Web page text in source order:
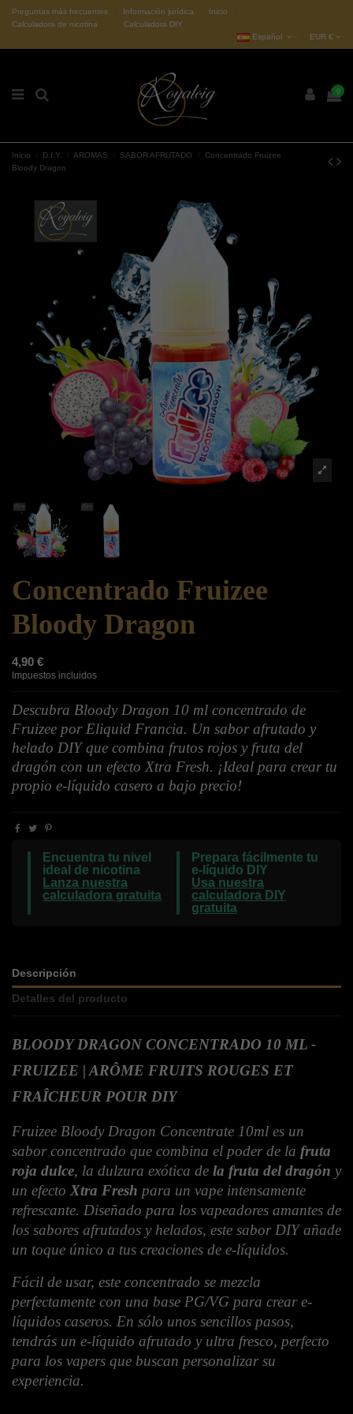
Preguntas más frecuentes Información jurídica
Inicio
Calculadora de nicotina
Calculadora DIY
Español
EUR €
0
Inicio D.I.Y. AROMAS SABOR AFRUTADO
Concentrado Fruizee
Bloody Dragon
Concentrado Fruizee
Bloody Dragon
4,90 €
Impuestos incluidos
Descubra Bloody Dragon 10 ml concentrado de
Fruizee por Eliquid Francia. Un sabor afrutado y
helado DIY que combina frutos rojos y fruta del
dragón con un efecto Xtra Fresh. ¡Ideal para crear tu
propio e-líquido casero a bajo precio!
Encuentra tu nivel
ideal de nicotina
Lanza nuestra
calculadora gratuita
Prepara fácilmente tu
e-líquido DIY
Usa nuestra
calculadora DIY
gratuita
Descripción
Detalles del producto
BLOODY DRAGON CONCENTRADO 10 ML -
FRUIZEE | ARÔME FRUITS ROUGES ET
FRAÎCHEUR POUR DIY
Fruizee Bloody Dragon Concentrate 10ml es un
sabor concentrado que combina el poder de la fruta
roja dulce, la dulzura exótica de la fruta del dragón y
un efecto Xtra Fresh para un vape intensamente
refrescante. Diseñado para los vapeadores amantes de
los sabores afrutados y helados, este sabor DIY añade
un toque único a tus creaciones de e-líquidos.
Fácil de usar, este concentrado se mezcla
perfectamente con una base PG/VG para crear e-
líquidos caseros. En sólo unos sencillos pasos,
tendrás un e-líquido afrutado y ultra fresco, perfecto
para los vapers que buscan personalizar su
experiencia.